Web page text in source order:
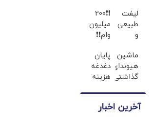
استلیفت
طبیعی
و
کلاژن‌سازی
از داخل
پوست
ماندگاری
❗❗200
میلیون
وام❗❗
احراز
هویت
ماشین
هیوندای
گذاشتی
؟ اینجا
پایان
دغدغه
هزینه
پزشکی
آخرین اخبار